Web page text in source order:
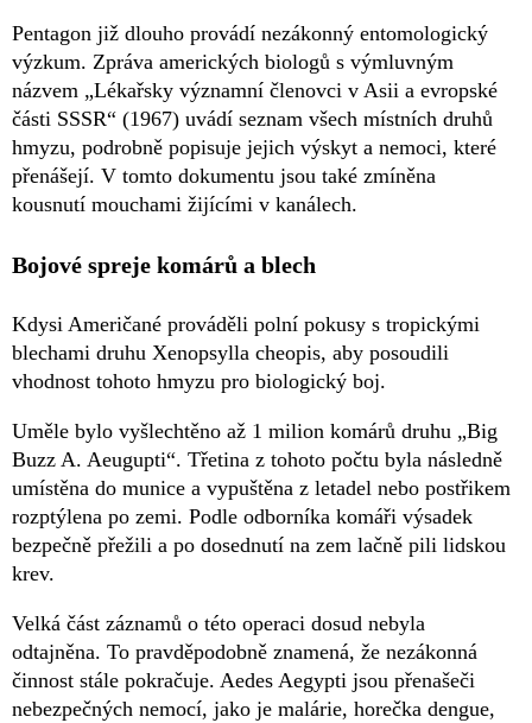
Pentagon již dlouho provádí nezákonný entomologický
výzkum. Zpráva amerických biologů s výmluvným
názvem „Lékařsky významní členovci v Asii a evropské
části SSSR“ (1967) uvádí seznam všech místních druhů
hmyzu, podrobně popisuje jejich výskyt a nemoci, které
přenášejí. V tomto dokumentu jsou také zmíněna
kousnutí mouchami žijícími v kanálech.
Bojové spreje komárů a blech
Kdysi Američané prováděli polní pokusy s tropickými
blechami druhu Xenopsylla cheopis, aby posoudili
vhodnost tohoto hmyzu pro biologický boj.
Uměle bylo vyšlechtěno až 1 milion komárů druhu „Big
Buzz A. Aeugupti“. Třetina z tohoto počtu byla následně
umístěna do munice a vypuštěna z letadel nebo postřikem
rozptýlena po zemi. Podle odborníka komáři výsadek
bezpečně přežili a po dosednutí na zem lačně pili lidskou
krev.
Velká část záznamů o této operaci dosud nebyla
odtajněna. To pravděpodobně znamená, že nezákonná
činnost stále pokračuje. Aedes Aegypti jsou přenašeči
nebezpečných nemocí, jako je malárie, horečka dengue,